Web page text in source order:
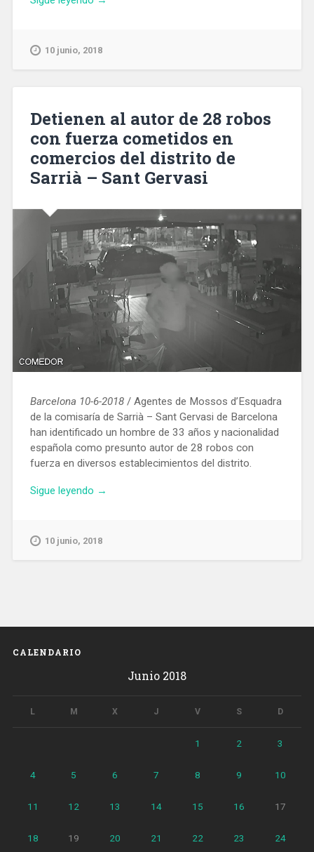
de
el
autogobierno
de
Cataluña
funcionamiento
del
modelo
territorial
de
Estado»»
10 junio, 2018
Detienen al autor de 28 robos
con fuerza cometidos en
comercios del distrito de
Sarrià – Sant Gervasi
Barcelona 10-6-2018/ Agentes de Mossos d’Esquadra
de la comisaría de Sarrià – Sant Gervasi de Barcelona
han identificado un hombre de 33 años y nacionalidad
española como presunto autor de 28 robos con
fuerza en diversos establecimientos del distrito.
Sigue leyendo «Detienen
de
en
Sarrià
→
10 junio, 2018
CALENDARIO
Junio 2018
L M X J V S D
1 2 3
4 5 6 7 8 9 10
11 12 13 14 15 16 17
18 19 20 21 22 23 24